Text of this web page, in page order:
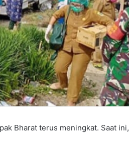
Bharat terus meningkat. Saat ini,